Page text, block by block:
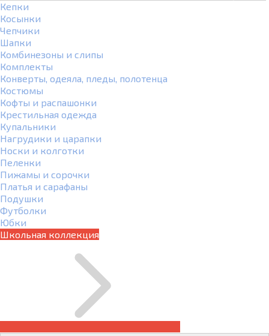
Кепки
Косынки
Чепчики
Шапки
Комбинезоны и слипы
Комплекты
Конверты, одеяла, пледы, полотенца
Костюмы
Кофты и распашонки
Крестильная одежда
Купальники
Нагрудики и царапки
Носки и колготки
Пеленки
Пижамы и сорочки
Платья и сарафаны
Подушки
Футболки
Юбки
Школьная коллекция